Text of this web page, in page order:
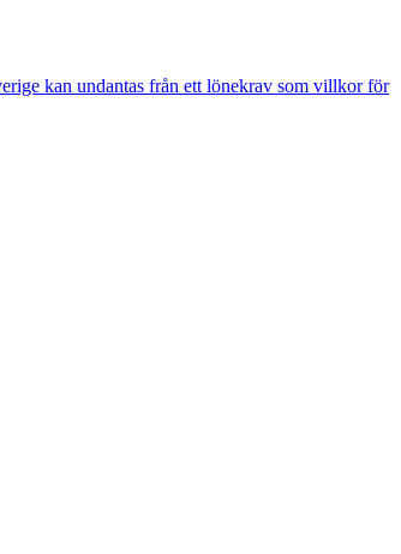
kan undantas från ett lönekrav som villkor för